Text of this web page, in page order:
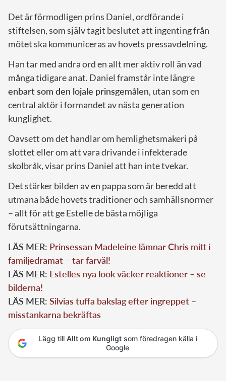
Det är förmodligen prins Daniel, ordförande i
stiftelsen, som själv tagit beslutet att ingenting från
mötet ska kommuniceras av hovets pressavdelning.
Han tar med andra ord en allt mer aktiv roll än vad
många tidigare anat. Daniel framstår inte längre
enbart som den lojale prinsgemålen, utan som en
central aktör i formandet av nästa generation
kunglighet.
Oavsett om det handlar om hemlighetsmakeri på
slottet eller om att vara drivande i infekterade
skolbråk, visar prins Daniel att han inte tvekar.
Det stärker bilden av en pappa som är beredd att
utmana både hovets traditioner och samhällsnormer
– allt för att ge Estelle de bästa möjliga
förutsättningarna.
LÄS MER: Prinsessan Madeleine lämnar Chris mitt i
familjedramat – tar farväl!
LÄS MER: Estelles nya look väcker reaktioner – se
bilderna!
LÄS MER: Silvias tuffa bakslag efter ingreppet –
misstankarna bekräftas
Lägg till Allt om Kungligtsom föredragen källa i
Google